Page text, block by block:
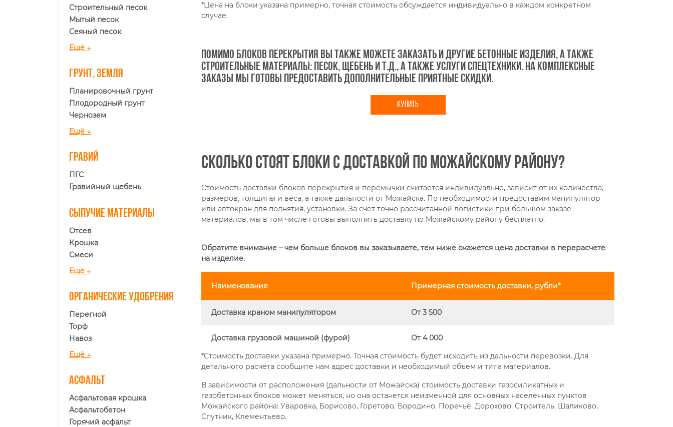
Строительный песок
Мытый песок
Сеяный песок
Ещё ↓
Грунт, земля
Планировочный грунт
Плодородный грунт
Чернозем
Ещё ↓
Гравий
ПГС
Гравийный щебень
Сыпучие материалы
Отсев
Крошка
Смеси
Ещё ↓
Органические удобрения
Перегной
Торф
Навоз
Ещё ↓
Асфальт
Асфальтовая крошка
Асфальтобетон
Горячий асфальт
*Цена на блоки указана примерно, точная стоимость обсуждается индивидуально в каждом конкретном
случае.
Помимо блоков перекрытия вы также можете заказать и другие бетонные изделия, а также
строительные материалы: песок, щебень и т.д., а также услуги спецтехники. На комплексные
заказы мы готовы предоставить дополнительные приятные скидки.
КУПИТЬ
Сколько стоят блоки с доставкой по Можайскому району?
Стоимость доставки блоков перекрытия и перемычки считается индивидуально, зависит от их количества,
размеров, толщины и веса, а также дальности от Можайска. По необходимости предоставим манипулятор
или автокран для поднятия, установки. За счет точно рассчитанной логистики при большом заказе
материалов, мы в том числе готовы выполнить доставку по Можайскому району бесплатно.
Обратите внимание – чем больше блоков вы заказываете, тем ниже окажется цена доставки в перерасчете
на изделие.
Наименование Примерная стоимость доставки, рубли*
Доставка краном манипулятором От 3 500
Доставка грузовой машиной (фурой)
От 4 000
*Стоимость доставки указана примерно. Точная стоимость будет исходить из дальности перевозки. Для
детального расчета сообщите нам адрес доставки и необходимый объем и типа материалов.
В зависимости от расположения (дальности от Можайска) стоимость доставки газосиликатных и
газобетонных блоков может меняться, но она останется неизменной для основных населенных пунктов
Можайского района: Уваровка, Борисово, Горетово, Бородино, Поречье, Дорохово, Строитель, Шаликово,
Спутник, Клементьево.